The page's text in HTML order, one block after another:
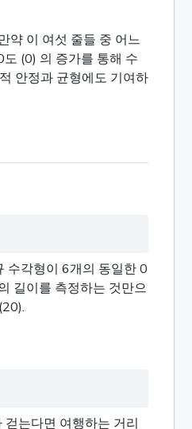
약 이 여섯 줄들 중 어느
(0) 의 증가를 통해 수
안정과 균형에도 기여하
수각형이 6개의 동일한 0
길이를 측정하는 것만으
는다면 여행하는 거리